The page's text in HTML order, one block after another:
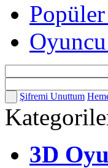
Şifremi Unuttum
3D